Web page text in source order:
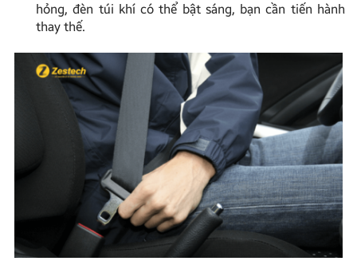
hỏng, đèn túi khí có thể bật sáng, bạn cần tiến hành
thay thế.